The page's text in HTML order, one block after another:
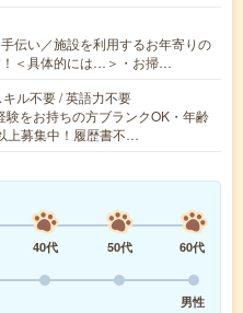
伝い／施設を利用するお年寄りの
＜具体的には…＞・お掃…
ル不要 / 英語力不要
験をお持ちの方ブランクOK・年齢
上募集中！履歴書不…
40代 50代
60代
男性